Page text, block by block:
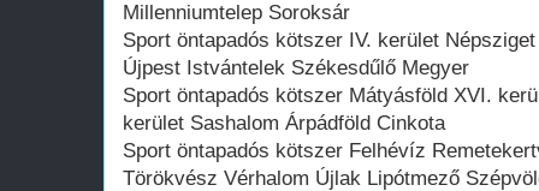
Millenniumtelep Soroksár
Sport öntapadós kötszer IV. kerület
Újpest Istvántelek Székesdűlő Megyer
Sport öntapadós kötszer Mátyásföld XVI.
kerület Sashalom Árpádföld Cinkota
Sport öntapadós kötszer Felhévíz
Törökvész Vérhalom Újlak Lipótmező